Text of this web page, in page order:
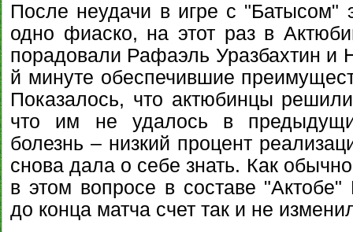
После неудачи в игре с "Батысом"
одно фиаско, на этот раз в
порадовали Рафаэль Уразбахтин и
й минуте обеспечившие
Показалось, что актюбинцы
что им не удалось в
болезнь – низкий процент
снова дала о себе знать. Как
в этом вопросе в составе
до конца матча счет так и не